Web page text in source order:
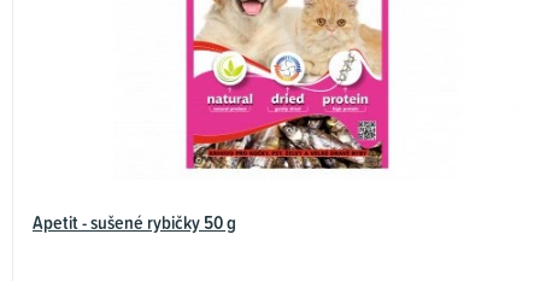
Apetit - sušené rybičky 50 g